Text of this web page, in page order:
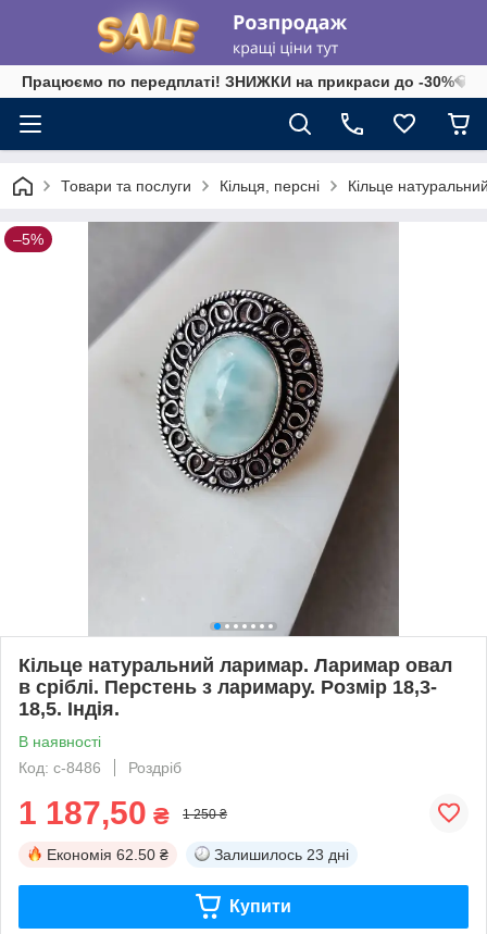
Працюємо по передплаті! ЗНИЖКИ на прикраси до -30%💎
Товари та послуги Кільця, персні Кільце
–5%
Кільце натуральний ларимар. Ларимар овал
в сріблі. Перстень з ларимару. Розмір 18,3-
18,5. Індія.
В наявності
Код: с-8486
Роздріб
1 187,50 ₴ 1 250 ₴
Економія 62.50 ₴ Залишилось 23 дні
Купити